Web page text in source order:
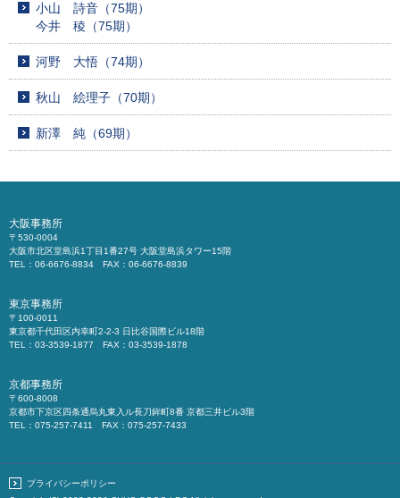
小山 詩音（75期）
今井 稜（75期）
河野 大悟（74期）
秋山 絵理子（70期）
新澤 純（69期）
大阪事務所
〒530-0004
大阪市北区堂島浜1丁目1番27号 大阪堂島浜タワー15階
TEL：06-6676-8834 FAX：06-6676-8839
東京事務所
〒100-0011
東京都千代田区内幸町2-2-3 日比谷国際ビル18階
TEL：03-3539-1877 FAX：03-3539-1878
京都事務所
〒600-8008
京都市下京区四条通烏丸東入ル長刀鉾町8番 京都三井ビル3階
TEL：075-257-7411 FAX：075-257-7433
プライバシーポリシー